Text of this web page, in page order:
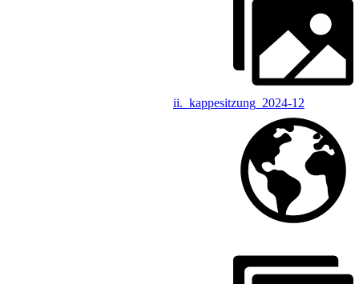
ii._kappesitzung_2024-12